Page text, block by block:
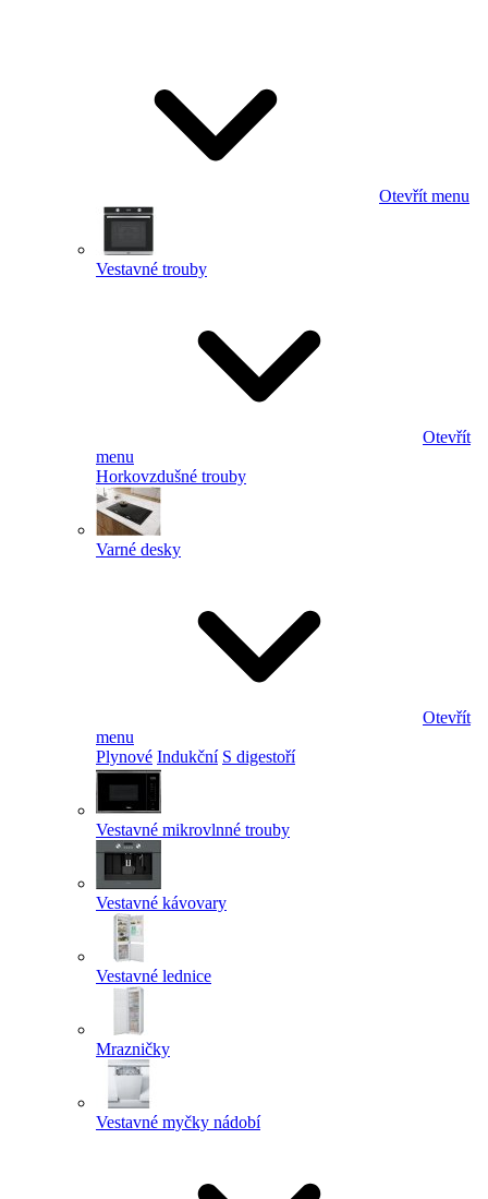
Otevřít menu
Vestavné trouby
Otevřít
menu
Horkovzdušné trouby
Varné desky
Otevřít
menu
Plynové Indukční S digestoří
Vestavné mikrovlnné trouby
Vestavné kávovary
Vestavné lednice
Mrazničky
Vestavné myčky nádobí